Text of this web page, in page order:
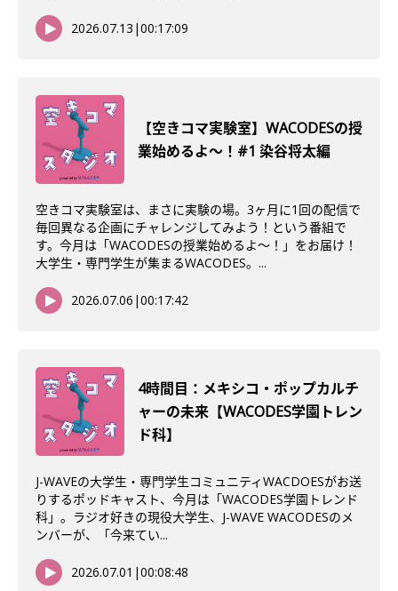
2026.07.13 |00:17:09
【空きコマ実験室】WACODESの授
業始めるよ～！#1 染谷将太編
空きコマ実験室は、まさに実験の場。3ヶ月に1回の配信で
毎回異なる企画にチャレンジしてみよう！という番組で
す。今月は「WACODESの授業始めるよ～！」をお届け！
大学生・専門学生が集まるWACODES。...
2026.07.06 |00:17:42
4時間目：メキシコ・ポップカルチ
ャーの未来【WACODES学園トレン
ド科】
J-WAVEの大学生・専門学生コミュニティWACDOESがお送
りするポッドキャスト、今月は「WACODES学園トレンド
科」。ラジオ好きの現役大学生、J-WAVE WACODESのメ
ンバーが、「今来てい...
2026.07.01 |00:08:48